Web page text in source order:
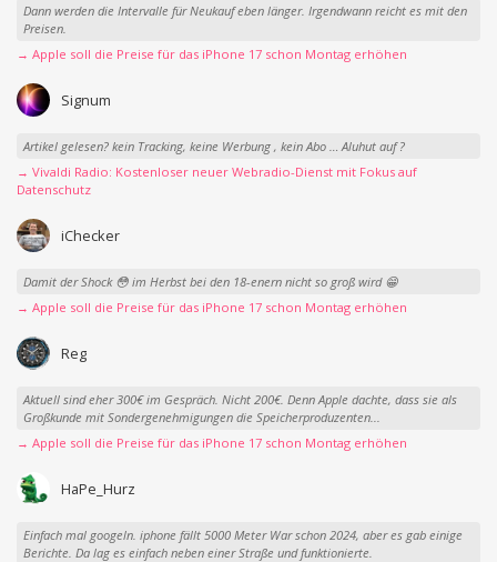
Dann werden die Intervalle für Neukauf eben länger. Irgendwann reicht es mit den
Preisen.
→ Apple soll die Preise für das iPhone 17 schon Montag erhöhen
Signum
Artikel gelesen? kein Tracking, keine Werbung , kein Abo … Aluhut auf ?
→ Vivaldi Radio: Kostenloser neuer Webradio-Dienst mit Fokus auf
Datenschutz
iChecker
Damit der Shock 😳 im Herbst bei den 18-enern nicht so groß wird 😁
→ Apple soll die Preise für das iPhone 17 schon Montag erhöhen
Reg
Aktuell sind eher 300€ im Gespräch. Nicht 200€. Denn Apple dachte, dass sie als
Großkunde mit Sondergenehmigungen die Speicherproduzenten...
→ Apple soll die Preise für das iPhone 17 schon Montag erhöhen
HaPe_Hurz
Einfach mal googeln. iphone fällt 5000 Meter War schon 2024, aber es gab einige
Berichte. Da lag es einfach neben einer Straße und funktionierte.